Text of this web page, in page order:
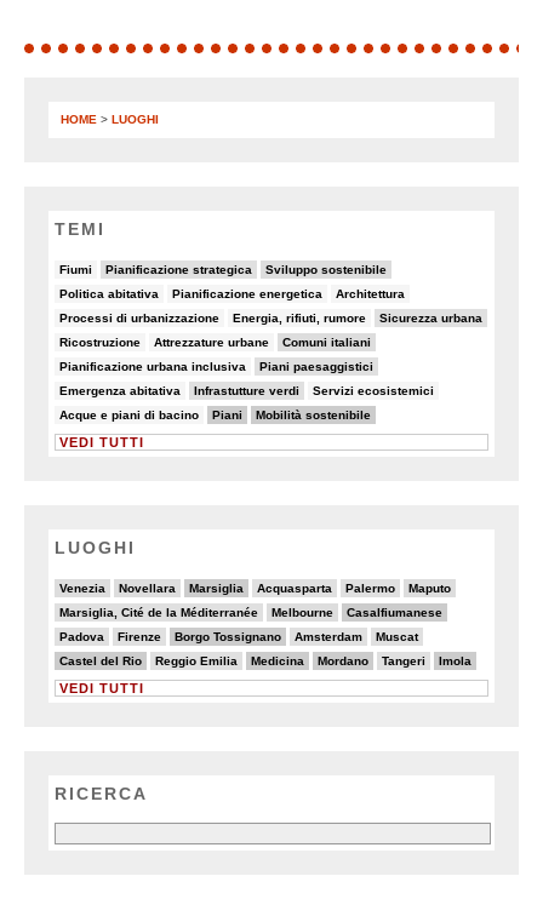
HOME > LUOGHI
TEMI
Fiumi
8/82 Pianificazione strategica
11/82 Sviluppo sostenibile
19/82
Politica abitativa
8/82 Pianificazione energetica
5/82 Architettura
7/82
Processi di urbanizzazione
8/82 Energia, rifiuti, rumore
6/82 Sicurezza urbana
10/82
Ricostruzione
6/82 Attrezzature urbane
5/82 Comuni italiani
18/82
Pianificazione urbana inclusiva
5/82 Piani paesaggistici
10/82
Emergenza abitativa
7/82 Infrastutture verdi
10/82 Servizi ecosistemici
6/82
Acque e piani di bacino
5/82 Piani
28/82 Mobilità sostenibile
25/82
VEDI TUTTI
LUOGHI
Venezia
4/20 Novellara
4/20 Marsiglia
6/20 Acquasparta
3/20 Palermo
2/20 Maputo
4/20
Marsiglia, Cité de la Méditerranée
2/20 Melbourne
5/20 Casalfiumanese
6/20
Padova
2/20 Firenze
2/20 Borgo Tossignano
6/20 Amsterdam
3/20 Muscat
3/20
Castel del Rio
6/20 Reggio Emilia
2/20 Medicina
6/20 Mordano
6/20 Tangeri
2/20 Imola
6/20
VEDI TUTTI
RICERCA